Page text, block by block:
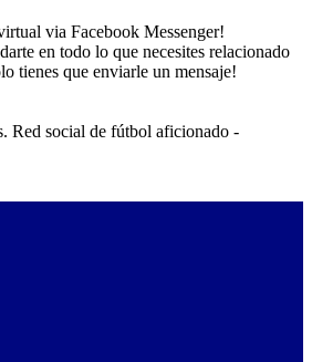
via Facebook Messenger!
en todo lo que necesites relacionado
tienes que enviarle un mensaje!
Red social de fútbol aficionado -